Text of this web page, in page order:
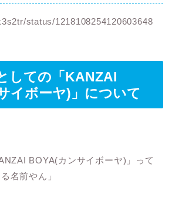
status/1218108254120603648
しての「KANZAI
イボーヤ)」について
BOYA(カンサイボーヤ)」って
名前やん」